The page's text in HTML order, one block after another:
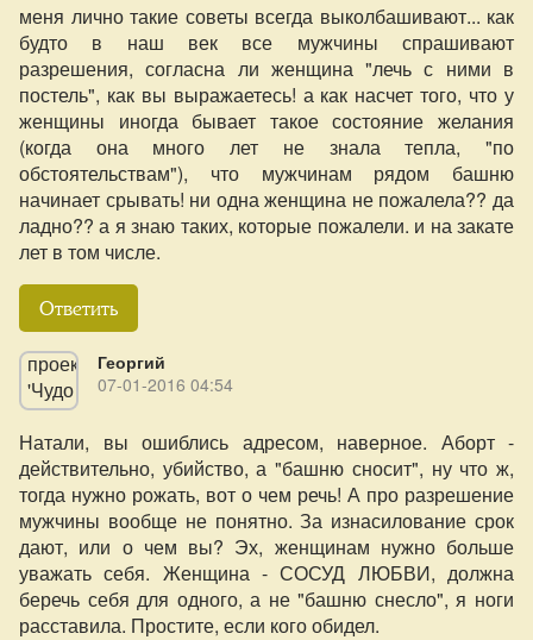
меня лично такие советы всегда выколбашивают... как
будто в наш век все мужчины спрашивают
разрешения, согласна ли женщина "лечь с ними в
постель", как вы выражаетесь! а как насчет того, что у
женщины иногда бывает такое состояние желания
(когда она много лет не знала тепла, "по
обстоятельствам"), что мужчинам рядом башню
начинает срывать! ни одна женщина не пожалела?? да
ладно?? а я знаю таких, которые пожалели. и на закате
лет в том числе.
Ответить
Георгий
07-01-2016 04:54
Натали, вы ошиблись адресом, наверное. Аборт -
действительно, убийство, а "башню сносит", ну что ж,
тогда нужно рожать, вот о чем речь! А про разрешение
мужчины вообще не понятно. За изнасилование срок
дают, или о чем вы? Эх, женщинам нужно больше
уважать себя. Женщина - СОСУД ЛЮБВИ, должна
беречь себя для одного, а не "башню снесло", я ноги
расставила. Простите, если кого обидел.